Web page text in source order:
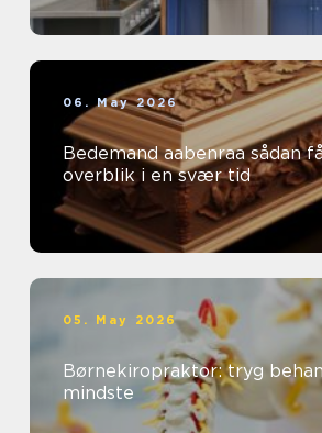
06. May 2026
Bedemand aabenraa sådan får du ro og
overblik i en svær tid
05. May 2026
Børnekiropraktor: tryg
mindste